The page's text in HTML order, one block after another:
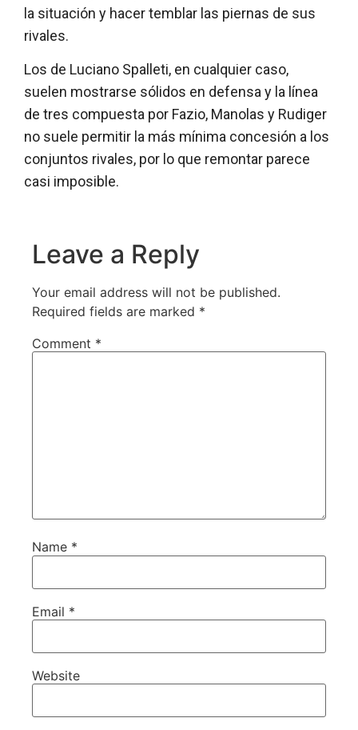
la situación y hacer temblar las piernas de sus
rivales.
Los de Luciano Spalleti, en cualquier caso,
suelen mostrarse sólidos en defensa y la línea
de tres compuesta por Fazio, Manolas y Rudiger
no suele permitir la más mínima concesión a los
conjuntos rivales, por lo que remontar parece
casi imposible.
Leave a Reply
Your email address will not be published.
Required fields are marked *
Comment *
Name *
Email *
Website